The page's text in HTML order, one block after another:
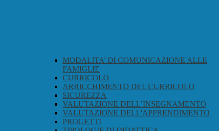
MODALITA’ DI COMUNICAZIONE ALLE
FAMIGLIE
CURRICOLO
ARRICCHIMENTO DEL CURRICOLO
SICUREZZA
VALUTAZIONE DELL’INSEGNAMENTO
VALUTAZIONE DELL'APPRENDIMENTO
PROGETTI